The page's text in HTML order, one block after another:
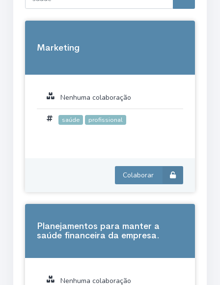
Marketing
Nenhuma colaboração
saúde profissional
Colaborar
Planejamentos para manter a
saúde financeira da empresa.
Nenhuma colaboração